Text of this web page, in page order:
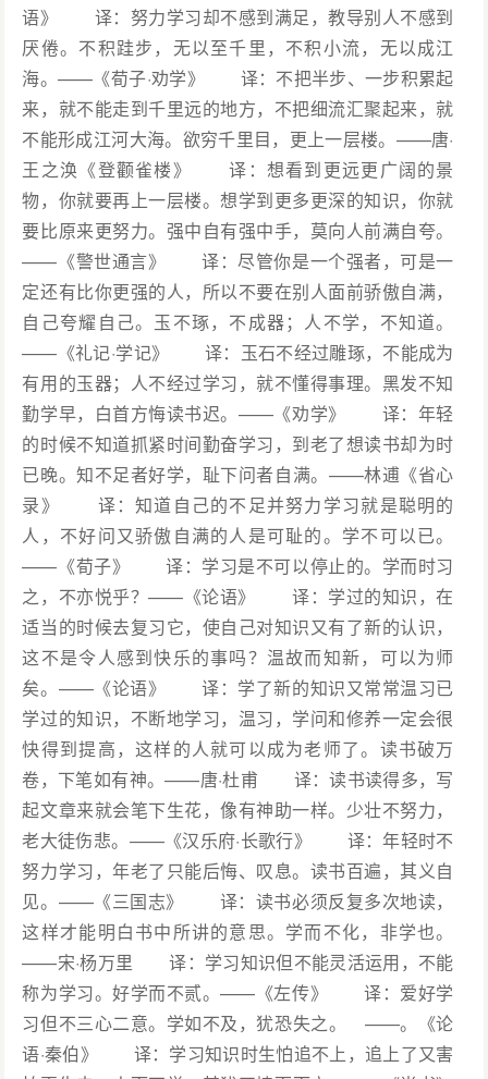
语》 译：努力学习却不感到满足，教导别人不感到
厌倦。不积跬步，无以至千里，不积小流，无以成江
海。——《荀子·劝学》 译：不把半步、一步积累起
来，就不能走到千里远的地方，不把细流汇聚起来，就
不能形成江河大海。欲穷千里目，更上一层楼。——唐·
王之涣《登颧雀楼》 译：想看到更远更广阔的景
物，你就要再上一层楼。想学到更多更深的知识，你就
要比原来更努力。强中自有强中手，莫向人前满自夸。
——《警世通言》 译：尽管你是一个强者，可是一
定还有比你更强的人，所以不要在别人面前骄傲自满，
自己夸耀自己。玉不琢，不成器；人不学，不知道。
——《礼记·学记》 译：玉石不经过雕琢，不能成为
有用的玉器；人不经过学习，就不懂得事理。黑发不知
勤学早，白首方悔读书迟。——《劝学》 译：年轻
的时候不知道抓紧时间勤奋学习，到老了想读书却为时
已晚。知不足者好学，耻下问者自满。——林逋《省心
录》 译：知道自己的不足并努力学习就是聪明的
人，不好问又骄傲自满的人是可耻的。学不可以已。
——《荀子》 译：学习是不可以停止的。学而时习
之，不亦悦乎？——《论语》 译：学过的知识，在
适当的时候去复习它，使自己对知识又有了新的认识，
这不是令人感到快乐的事吗？温故而知新，可以为师
矣。——《论语》 译：学了新的知识又常常温习已
学过的知识，不断地学习，温习，学问和修养一定会很
快得到提高，这样的人就可以成为老师了。读书破万
卷，下笔如有神。——唐·杜甫 译：读书读得多，写
起文章来就会笔下生花，像有神助一样。少壮不努力，
老大徒伤悲。——《汉乐府·长歌行》 译：年轻时不
努力学习，年老了只能后悔、叹息。读书百遍，其义自
见。——《三国志》 译：读书必须反复多次地读，
这样才能明白书中所讲的意思。学而不化，非学也。
——宋·杨万里 译：学习知识但不能灵活运用，不能
称为学习。好学而不贰。——《左传》 译：爱好学
习但不三心二意。学如不及，犹恐失之。 ——。《论
语·秦伯》 译：学习知识时生怕追不上，追上了又害